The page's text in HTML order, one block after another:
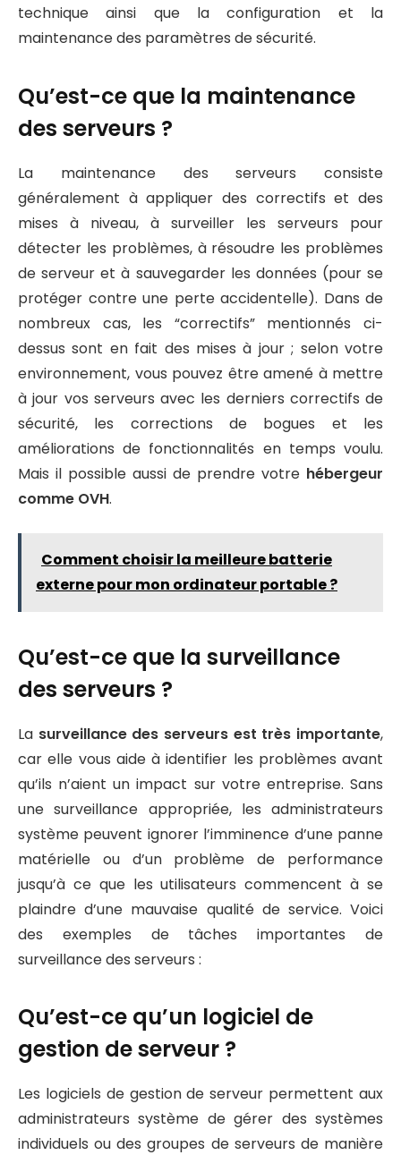
technique ainsi que la configuration et la
maintenance des paramètres de sécurité.
Qu’est-ce que la maintenance
des serveurs ?
La maintenance des serveurs consiste
généralement à appliquer des correctifs et des
mises à niveau, à surveiller les serveurs pour
détecter les problèmes, à résoudre les problèmes
de serveur et à sauvegarder les données (pour se
protéger contre une perte accidentelle). Dans de
nombreux cas, les “correctifs” mentionnés ci-
dessus sont en fait des mises à jour ; selon votre
environnement, vous pouvez être amené à mettre
à jour vos serveurs avec les derniers correctifs de
sécurité, les corrections de bogues et les
améliorations de fonctionnalités en temps voulu.
Mais il possible aussi de prendre votre hébergeur
comme OVH.
Comment choisir la meilleure batterie
externe pour mon ordinateur portable ?
Qu’est-ce que la surveillance
des serveurs ?
La surveillance des serveurs est très importante,
car elle vous aide à identifier les problèmes avant
qu’ils n’aient un impact sur votre entreprise. Sans
une surveillance appropriée, les administrateurs
système peuvent ignorer l’imminence d’une panne
matérielle ou d’un problème de performance
jusqu’à ce que les utilisateurs commencent à se
plaindre d’une mauvaise qualité de service. Voici
des exemples de tâches importantes de
surveillance des serveurs :
Qu’est-ce qu’un logiciel de
gestion de serveur ?
Les logiciels de gestion de serveur permettent aux
administrateurs système de gérer des systèmes
individuels ou des groupes de serveurs de manière